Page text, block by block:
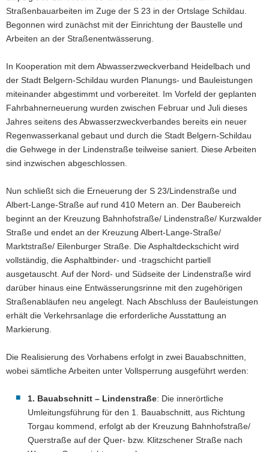
a
v
i
a
t
i
o
n
Straßenbauarbeiten im Zuge der S 23 in der Ortslage Schildau.
Begonnen wird zunächst mit der Einrichtung der Baustelle und
Arbeiten an der Straßenentwässerung.
In Kooperation mit dem Abwasserzweckverband Heidelbach und
der Stadt Belgern-Schildau wurden Planungs- und Bauleistungen
miteinander abgestimmt und vorbereitet. Im Vorfeld der geplanten
Fahrbahnerneuerung wurden zwischen Februar und Juli dieses
Jahres seitens des Abwasserzweckverbandes bereits ein neuer
Regenwasserkanal gebaut und durch die Stadt Belgern-Schildau
die Gehwege in der Lindenstraße teilweise saniert. Diese Arbeiten
sind inzwischen abgeschlossen.
Nun schließt sich die Erneuerung der S 23/Lindenstraße und
Albert-Lange-Straße auf rund 410 Metern an. Der Baubereich
beginnt an der Kreuzung Bahnhofstraße/ Lindenstraße/ Kurzwalder
Straße und endet an der Kreuzung Albert-Lange-Straße/
Marktstraße/ Eilenburger Straße. Die Asphaltdeckschicht wird
vollständig, die Asphaltbinder- und -tragschicht partiell
ausgetauscht. Auf der Nord- und Südseite der Lindenstraße wird
darüber hinaus eine Entwässerungsrinne mit den zugehörigen
Straßenabläufen neu angelegt. Nach Abschluss der Bauleistungen
erhält die Verkehrsanlage die erforderliche Ausstattung an
Markierung.
Die Realisierung des Vorhabens erfolgt in zwei Bauabschnitten,
wobei sämtliche Arbeiten unter Vollsperrung ausgeführt werden:
1. Bauabschnitt – Lindenstraße: Die innerörtliche
Umleitungsführung für den 1. Bauabschnitt, aus Richtung
Torgau kommend, erfolgt ab der Kreuzung Bahnhofstraße/
Querstraße auf der Quer- bzw. Klitzschener Straße nach